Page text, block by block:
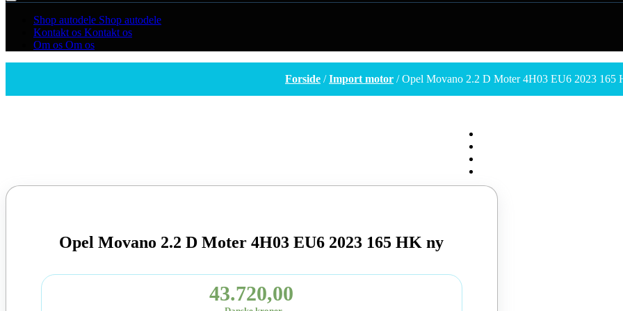
Shop autodele Shop autodele
Kontakt os Kontakt os
Om os Om os
Forside /Import motor / Opel Movano 2.2 D Moter 4H03 EU6 2023 165
Opel Movano 2.2 D Moter 4H03 EU6 2023 165 HK ny
43.720,00